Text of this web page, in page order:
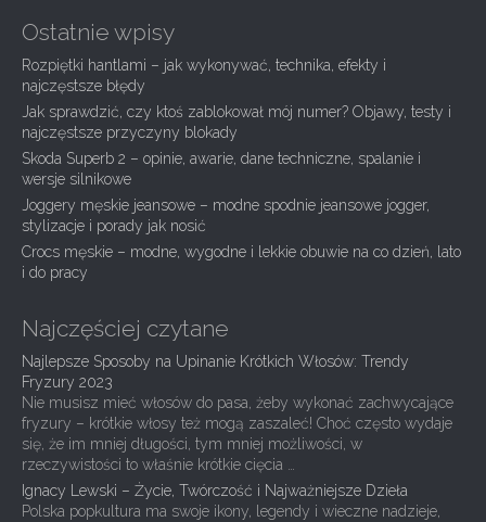
n
a
v
i
g
a
t
i
o
Ostatnie wpisy
Rozpiętki hantlami – jak wykonywać, technika, efekty i
najczęstsze błędy
Jak sprawdzić, czy ktoś zablokował mój numer? Objawy, testy i
najczęstsze przyczyny blokady
Skoda Superb 2 – opinie, awarie, dane techniczne, spalanie i
wersje silnikowe
Joggery męskie jeansowe – modne spodnie jeansowe jogger,
stylizacje i porady jak nosić
Crocs męskie – modne, wygodne i lekkie obuwie na co dzień, lato
i do pracy
Najczęściej czytane
Najlepsze Sposoby na Upinanie Krótkich Włosów: Trendy
Fryzury 2023
Nie musisz mieć włosów do pasa, żeby wykonać zachwycające
fryzury – krótkie włosy też mogą zaszaleć! Choć często wydaje
się, że im mniej długości, tym mniej możliwości, w
rzeczywistości to właśnie krótkie cięcia …
Ignacy Lewski – Życie, Twórczość i Najważniejsze Dzieła
Polska popkultura ma swoje ikony, legendy i wieczne nadzieje,